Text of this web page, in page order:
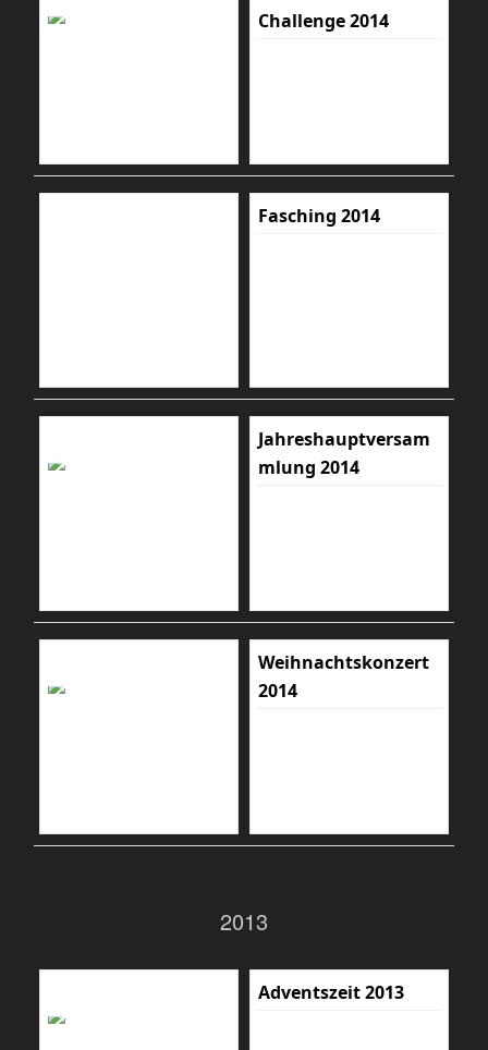
Challenge 2014
Fasching 2014
Jahreshauptversam
mlung 2014
Weihnachtskonzert
2014
2013
Adventszeit 2013